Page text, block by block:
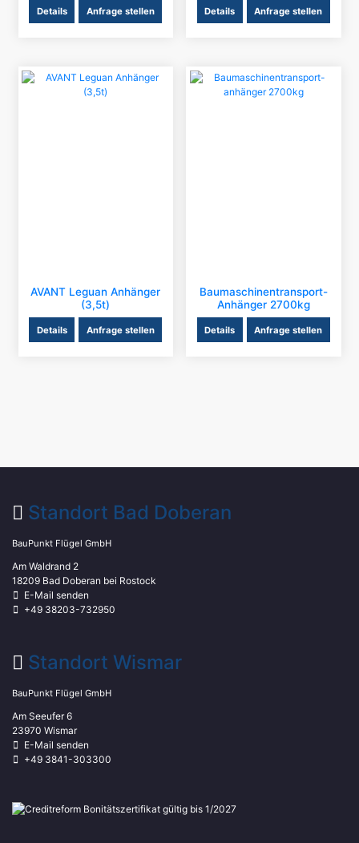
Details Anfrage stellen Details Anfrage stellen
AVANT Leguan Anhänger
(3,5t)
Details Anfrage stellen
Baumaschinentransport-
Anhänger 2700kg
Details Anfrage stellen
Standort Bad Doberan
BauPunkt Flügel GmbH
Am Waldrand 2
18209 Bad Doberan bei Rostock
E-Mail senden
+49 38203-732950
Standort Wismar
BauPunkt Flügel GmbH
Am Seeufer 6
23970 Wismar
E-Mail senden
+49 3841-303300